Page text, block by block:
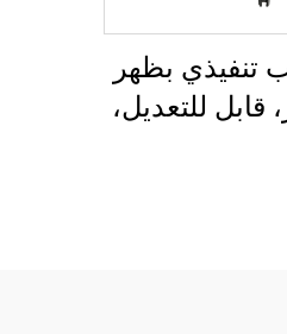
بظهر
قابل للتعديل،